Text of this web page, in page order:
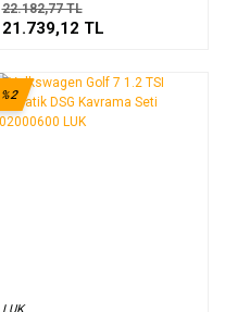
22.182,77 TL
21.739,12 TL
LUK
%2